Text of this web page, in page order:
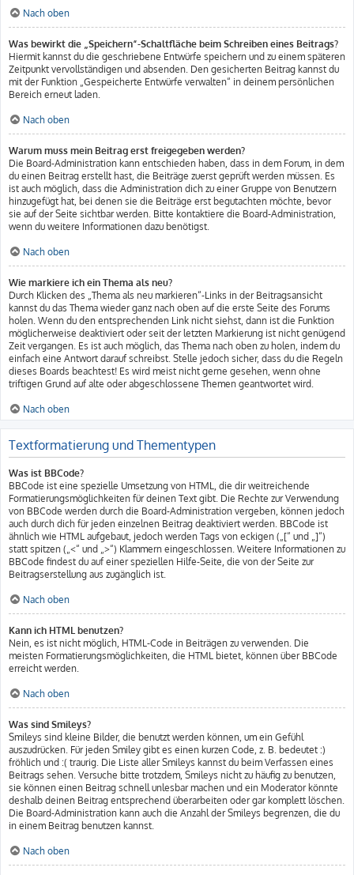
Nach oben
Was bewirkt die „Speichern“-Schaltfläche beim Schreiben eines Beitrags?
Hiermit kannst du die geschriebene Entwürfe speichern und zu einem späteren
Zeitpunkt vervollständigen und absenden. Den gesicherten Beitrag kannst du
mit der Funktion „Gespeicherte Entwürfe verwalten“ in deinem persönlichen
Bereich erneut laden.
Nach oben
Warum muss mein Beitrag erst freigegeben werden?
Die Board-Administration kann entschieden haben, dass in dem Forum, in dem
du einen Beitrag erstellt hast, die Beiträge zuerst geprüft werden müssen. Es
ist auch möglich, dass die Administration dich zu einer Gruppe von Benutzern
hinzugefügt hat, bei denen sie die Beiträge erst begutachten möchte, bevor
sie auf der Seite sichtbar werden. Bitte kontaktiere die Board-Administration,
wenn du weitere Informationen dazu benötigst.
Nach oben
Wie markiere ich ein Thema als neu?
Durch Klicken des „Thema als neu markieren“-Links in der Beitragsansicht
kannst du das Thema wieder ganz nach oben auf die erste Seite des Forums
holen. Wenn du den entsprechenden Link nicht siehst, dann ist die Funktion
möglicherweise deaktiviert oder seit der letzten Markierung ist nicht genügend
Zeit vergangen. Es ist auch möglich, das Thema nach oben zu holen, indem du
einfach eine Antwort darauf schreibst. Stelle jedoch sicher, dass du die Regeln
dieses Boards beachtest! Es wird meist nicht gerne gesehen, wenn ohne
triftigen Grund auf alte oder abgeschlossene Themen geantwortet wird.
Nach oben
Textformatierung und Thementypen
Was ist BBCode?
BBCode ist eine spezielle Umsetzung von HTML, die dir weitreichende
Formatierungsmöglichkeiten für deinen Text gibt. Die Rechte zur Verwendung
von BBCode werden durch die Board-Administration vergeben, können jedoch
auch durch dich für jeden einzelnen Beitrag deaktiviert werden. BBCode ist
ähnlich wie HTML aufgebaut, jedoch werden Tags von eckigen („[“ und „]“)
statt spitzen („<“ und „>“) Klammern eingeschlossen. Weitere Informationen zu
BBCode findest du auf einer speziellen Hilfe-Seite, die von der Seite zur
Beitragserstellung aus zugänglich ist.
Nach oben
Kann ich HTML benutzen?
Nein, es ist nicht möglich, HTML-Code in Beiträgen zu verwenden. Die
meisten Formatierungsmöglichkeiten, die HTML bietet, können über BBCode
erreicht werden.
Nach oben
Was sind Smileys?
Smileys sind kleine Bilder, die benutzt werden können, um ein Gefühl
auszudrücken. Für jeden Smiley gibt es einen kurzen Code, z. B. bedeutet :)
fröhlich und :( traurig. Die Liste aller Smileys kannst du beim Verfassen eines
Beitrags sehen. Versuche bitte trotzdem, Smileys nicht zu häufig zu benutzen,
sie können einen Beitrag schnell unlesbar machen und ein Moderator könnte
deshalb deinen Beitrag entsprechend überarbeiten oder gar komplett löschen.
Die Board-Administration kann auch die Anzahl der Smileys begrenzen, die du
in einem Beitrag benutzen kannst.
Nach oben